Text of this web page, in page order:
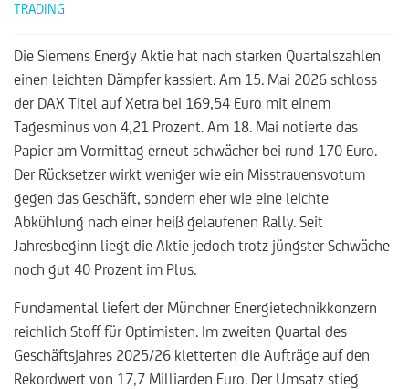
TRADING
Die Siemens Energy Aktie hat nach starken Quartalszahlen
einen leichten Dämpfer kassiert. Am 15. Mai 2026 schloss
der DAX Titel auf Xetra bei 169,54 Euro mit einem
Tagesminus von 4,21 Prozent. Am 18. Mai notierte das
Papier am Vormittag erneut schwächer bei rund 170 Euro.
Der Rücksetzer wirkt weniger wie ein Misstrauensvotum
gegen das Geschäft, sondern eher wie eine leichte
Abkühlung nach einer heiß gelaufenen Rally. Seit
Jahresbeginn liegt die Aktie jedoch trotz jüngster Schwäche
noch gut 40 Prozent im Plus.
Fundamental liefert der Münchner Energietechnikkonzern
reichlich Stoff für Optimisten. Im zweiten Quartal des
Geschäftsjahres 2025/26 kletterten die Aufträge auf den
Rekordwert von 17,7 Milliarden Euro. Der Umsatz stieg